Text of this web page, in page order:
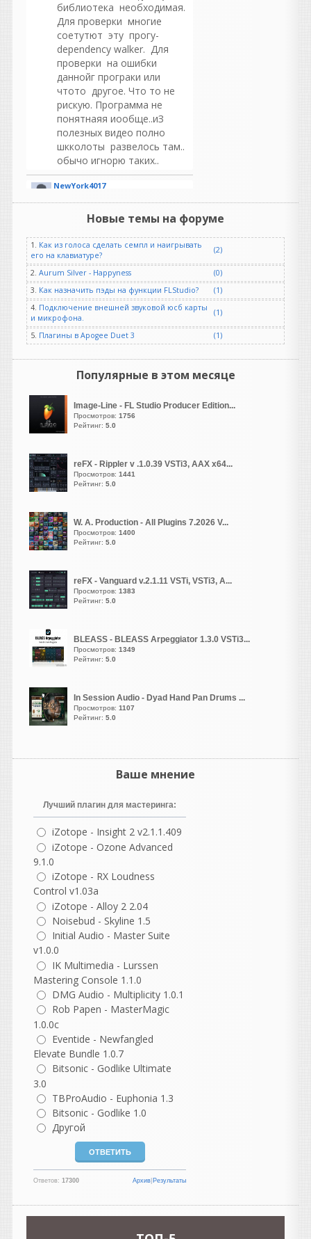
библиотека необходимая.
Для проверки многие
соетутют эту прогу-
dependency walker. Для
проверки на ошибки
даннойг програки или
чтото другое. Что то не
рискую. Программа не
понятнаяя иообще..иЗ
полезных видео полно
шкколоты развелось там..
обычо игнорю таких..
NewYork4017
раздайте пожалуйста
GALAN
написал 06.08.2026 в23:58
Возьми старую запись, где
под джазовый оркестр поёт
кто либо. Твоя хвалёная
призма вместе с вокалом
нахватает кучу артефактов.
vangog171
написал 06.08.2026 в
Ухтыы. Новое всегда
хорошо. Что сэтим то
делать.. Пытаюсь найти
лайфхак совет с этой
ошибкой-ошибку
0x000007b... может в
ютубе найдется..
guter
написал 06.08.2026 в23:19
NOSTALGIA REBORN20TH
ONE OF THE MOST
POPULAR AND ENDURING
SAMPLE LIBRARIES EVER
MADE
Скоро...
Отмечая двадцатилетие
существования в качестве
и долговечных библиотек
сэмплов,
Nostalgia возвращается в
vangog171
написал 06.08.2026 в23:02
меня- Microsoft Visual C++
(2005–2022, x86 и x64)
И-DirectX End-User
Runtime.
Но такой баг впервые у
меня с кейгеном... Давно
как то в старой 10 еще все
спокойно рабаотала эта
библиотека и сразу
активировалась. Даже
сейчас из списка там
режима совместимости там
в свойствах не помогает..
Странно..
написал 06.08.2026 в22:54
Библиотека необходима.
Странно что кейген
перестал запускаться
когда от админа
нажимаешь.. Чудеса прям
Новые темы на форуме
1. Как из голоса сделать семпл и наигрывать
его на клавиатуре?
(2)
2. Aurum Silver - Happyness
(0)
3. Как назначить пэды на функции FLStudio?
(1)
4. Подключение внешней звуковой юсб карты
и микрофона.
(1)
5. Плагины в Apogee Duet 3 (1)
Популярные в этом месяце
Image-Line - FL Studio Producer Edition...
Просмотров: 1756
Рейтинг: 5.0
reFX - Rippler v .1.0.39 VSTi3, AAX x64...
Просмотров: 1441
Рейтинг: 5.0
W. A. Production - All Plugins 7.2026 V...
Просмотров: 1400
Рейтинг: 5.0
reFX - Vanguard v.2.1.11 VSTi, VSTi3, A...
Просмотров: 1383
Рейтинг: 5.0
BLEASS - BLEASS Arpeggiator 1.3.0 VSTi3...
Просмотров: 1349
Рейтинг: 5.0
In Session Audio - Dyad Hand Pan Drums ...
Просмотров: 1107
Рейтинг: 5.0
Ваше мнение
Лучший плагин для мастеринга:
iZotope - Insight 2 v2.1.1.409
iZotope - Ozone Advanced
9.1.0
iZotope - RX Loudness
Control v1.03a
iZotope - Alloy 2 2.04
Noisebud - Skyline 1.5
Initial Audio - Master Suite
v1.0.0
IK Multimedia - Lurssen
Mastering Console 1.1.0
DMG Audio - Multiplicity 1.0.1
Rob Papen - MasterMagic
1.0.0c
Eventide - Newfangled
Elevate Bundle 1.0.7
Bitsonic - Godlike Ultimate
3.0
TBProAudio - Euphonia 1.3
Bitsonic - Godlike 1.0
Другой
Ответов: 17300 Результаты
Архив